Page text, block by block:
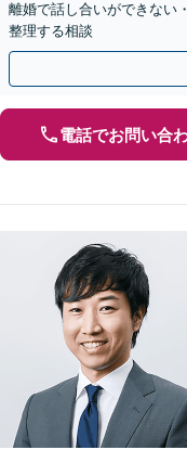
離婚で話し合いができない
整理する相談
電話でお問い合